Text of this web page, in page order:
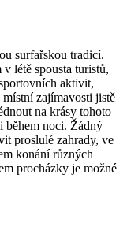
surfařskou tradicí.
létě spousta turistů,
aktivit,
zajímavosti jistě
na krásy tohoto
během noci. Žádný
proslulé zahrady, ve
konání různých
procházky je možné